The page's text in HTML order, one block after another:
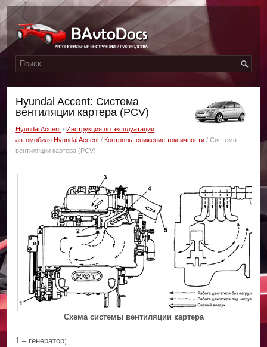
Hyundai Accent: Система
вентиляции картера (PCV)
Hyundai Accent /Инструкция по эксплуатации
автомобиля Hyundai Accent /Контроль, снижение токсичности / Система
вентиляции картера (PCV)
Схема системы вентиляции картера
1 – генератор;